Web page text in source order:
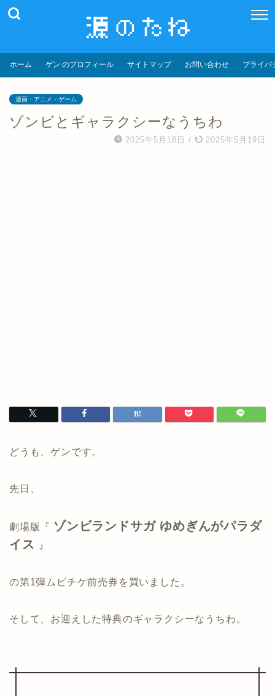
ホーム ゲン のプロフィール サイトマップ お問い合わせ プライバ
漫画・アニメ・ゲーム
ゾンビとギャラクシーなうちわ
2025年5月18日 / 2025年5月19日
どうも、ゲンです。
先日、
劇場版『 ゾンビランドサガ ゆめぎんがパラダ
イス
』
の第1弾ムビチケ前売券を買いました。
そして、お迎えした特典のギャラクシーなうちわ。